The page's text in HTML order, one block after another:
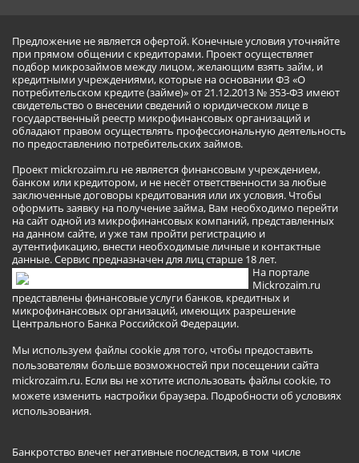
Предложение не является офертой. Конечные условия уточняйте
при прямом общении с кредиторами. Проект осуществляет
подбор микрозаймов между лицом, желающим взять займ, и
кредитными учреждениями, которые на основании ФЗ «О
потребительском кредите (займе)» от 21.12.2013 № 353-ФЗ имеют
свидетельство о внесении сведений о юридическом лице в
государственный реестр микрофинансовых организаций и
обладают правом осуществлять профессиональную деятельность
по предоставлению потребительских займов.
Проект mickrozaim.ru не является финансовым учреждением,
банком или кредитором, и не несёт ответственности за любые
заключенные договоры кредитования или их условия. Чтобы
оформить заявку на получение займа, Вам необходимо перейти
на сайт одной из микрофинансовых компаний, представленных
на данном сайте, и уже там пройти регистрацию и
аутентификацию, внести необходимые личные и контактные
данные. Сервис предназначен для лиц старше 18 лет.
На портале
Mickrozaim.ru
представлены финансовые услуги банков, кредитных и
микрофинансовых организаций, имеющих разрешение
Центрального Банка Российской Федерации.
Мы используем файлы cookie для того, чтобы предоставить
пользователям больше возможностей при посещении сайта
mickrozaim.ru. Если вы не хотите использовать файлы cookie, то
можете изменить настройки браузера. Подробности об условиях
использования.
Банкротство влечет негативные последствия, в том числе